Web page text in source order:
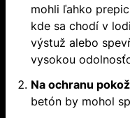
mohli ľahko
kde sa chodí v
výstuž alebo
vysokou
Na ochranu
betón by mohol